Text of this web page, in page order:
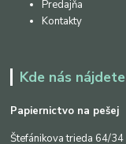
Predajňa
Kontakty
Kde nás nájdete
Papiernictvo na pešej
Štefánikova trieda 64/34